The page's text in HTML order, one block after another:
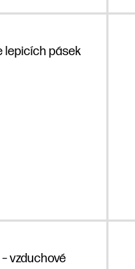
lepicích pásek
vzduchové